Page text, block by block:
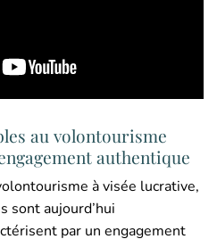
au volontourisme
authentique
à visée lucrative,
sont aujourd’hui
par un engagement